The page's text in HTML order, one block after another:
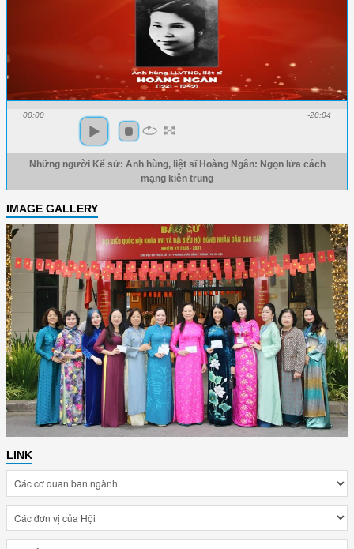
00:00 -20:04
Những người Kể sử: Anh hùng, liệt sĩ Hoàng Ngân: Ngọn lửa cách
mạng kiên trung
IMAGE GALLERY
LINK